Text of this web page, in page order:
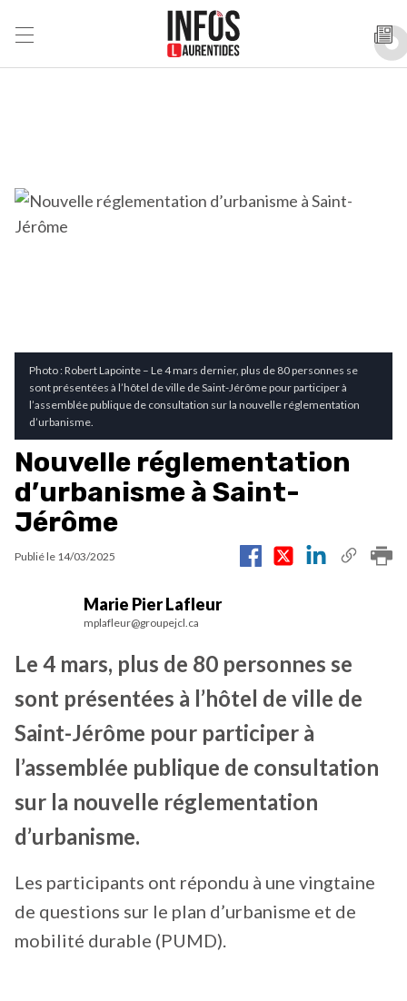
Photo : Robert Lapointe – Le 4 mars dernier, plus de 80 personnes se
sont présentées à l’hôtel de ville de Saint-Jérôme pour participer à
l’assemblée publique de consultation sur la nouvelle réglementation
d’urbanisme.
Nouvelle réglementation
d’urbanisme à Saint-
Jérôme
Publié le 14/03/2025
Marie Pier Lafleur
mplafleur@groupejcl.ca
Le 4 mars, plus de 80 personnes se
sont présentées à l’hôtel de ville de
Saint-Jérôme pour participer à
l’assemblée publique de consultation
sur la nouvelle réglementation
d’urbanisme.
Les participants ont répondu à une vingtaine
de questions sur le plan d’urbanisme et de
mobilité durable (PUMD).